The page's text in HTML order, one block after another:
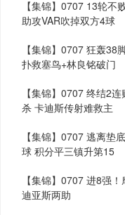
【集锦】0707 13轮不
助攻VAR吹掉双方4球
【集锦】0707 狂轰38
扑救塞鸟+林良铭破门
【集锦】0707 终结2
杀 卡迪斯传射难救主
【集锦】0707 逃离垫
球 积分平三镇升第15
【集锦】0707 进8强
迪亚斯两助